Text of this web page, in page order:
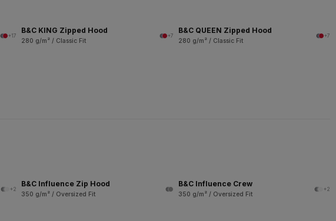
+17
B&C KING Zipped Hood
280 g/m² / Classic Fit
+7
B&C QUEEN Zipped Hood
280 g/m² / Classic Fit
+7
+2
B&C Influence Zip Hood
350 g/m² / Oversized Fit
B&C Influence Crew
350 g/m² / Oversized Fit
+2